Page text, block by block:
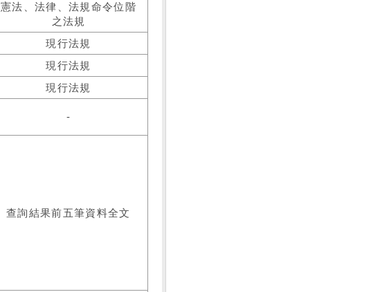
憲法、法律、法規命令位階
之法規
現行法規
現行法規
現行法規
-
查詢結果前五筆資料全文